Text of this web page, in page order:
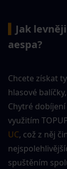
Jak
aespa?
Chcete získat
hlasové
Chytré
využitím
UC, což z něj
spuštěním